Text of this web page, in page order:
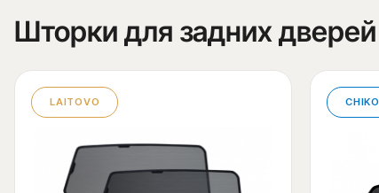
Шторки для задних дверей
LAITOVO CHIKO